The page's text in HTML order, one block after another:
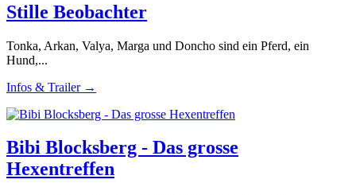
Stille Beobachter
Tonka, Arkan, Valya, Marga und Doncho sind ein Pferd, ein
Hund,...
Infos & Trailer →
Bibi Blocksberg - Das grosse
Hexentreffen